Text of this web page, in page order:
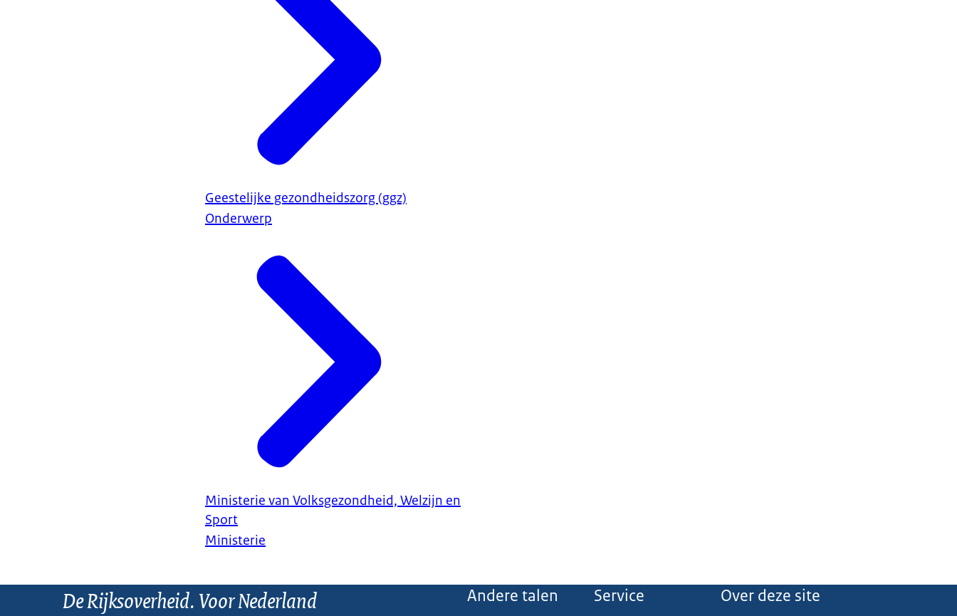
Geestelijke gezondheidszorg (ggz)
Onderwerp
Ministerie van Volksgezondheid, Welzijn en
Sport
Ministerie
De Rijksoverheid. Voor Nederland Andere talen Service Over deze site